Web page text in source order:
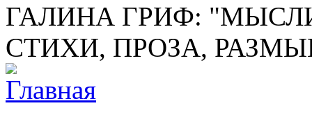
ГАЛИНА ГРИФ:
СТИХИ, ПРОЗА,